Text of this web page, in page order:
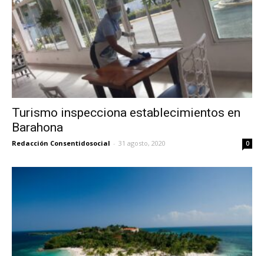
Turismo inspecciona establecimientos en
Barahona
Redacción Consentidosocial - 31 agosto, 2020 0